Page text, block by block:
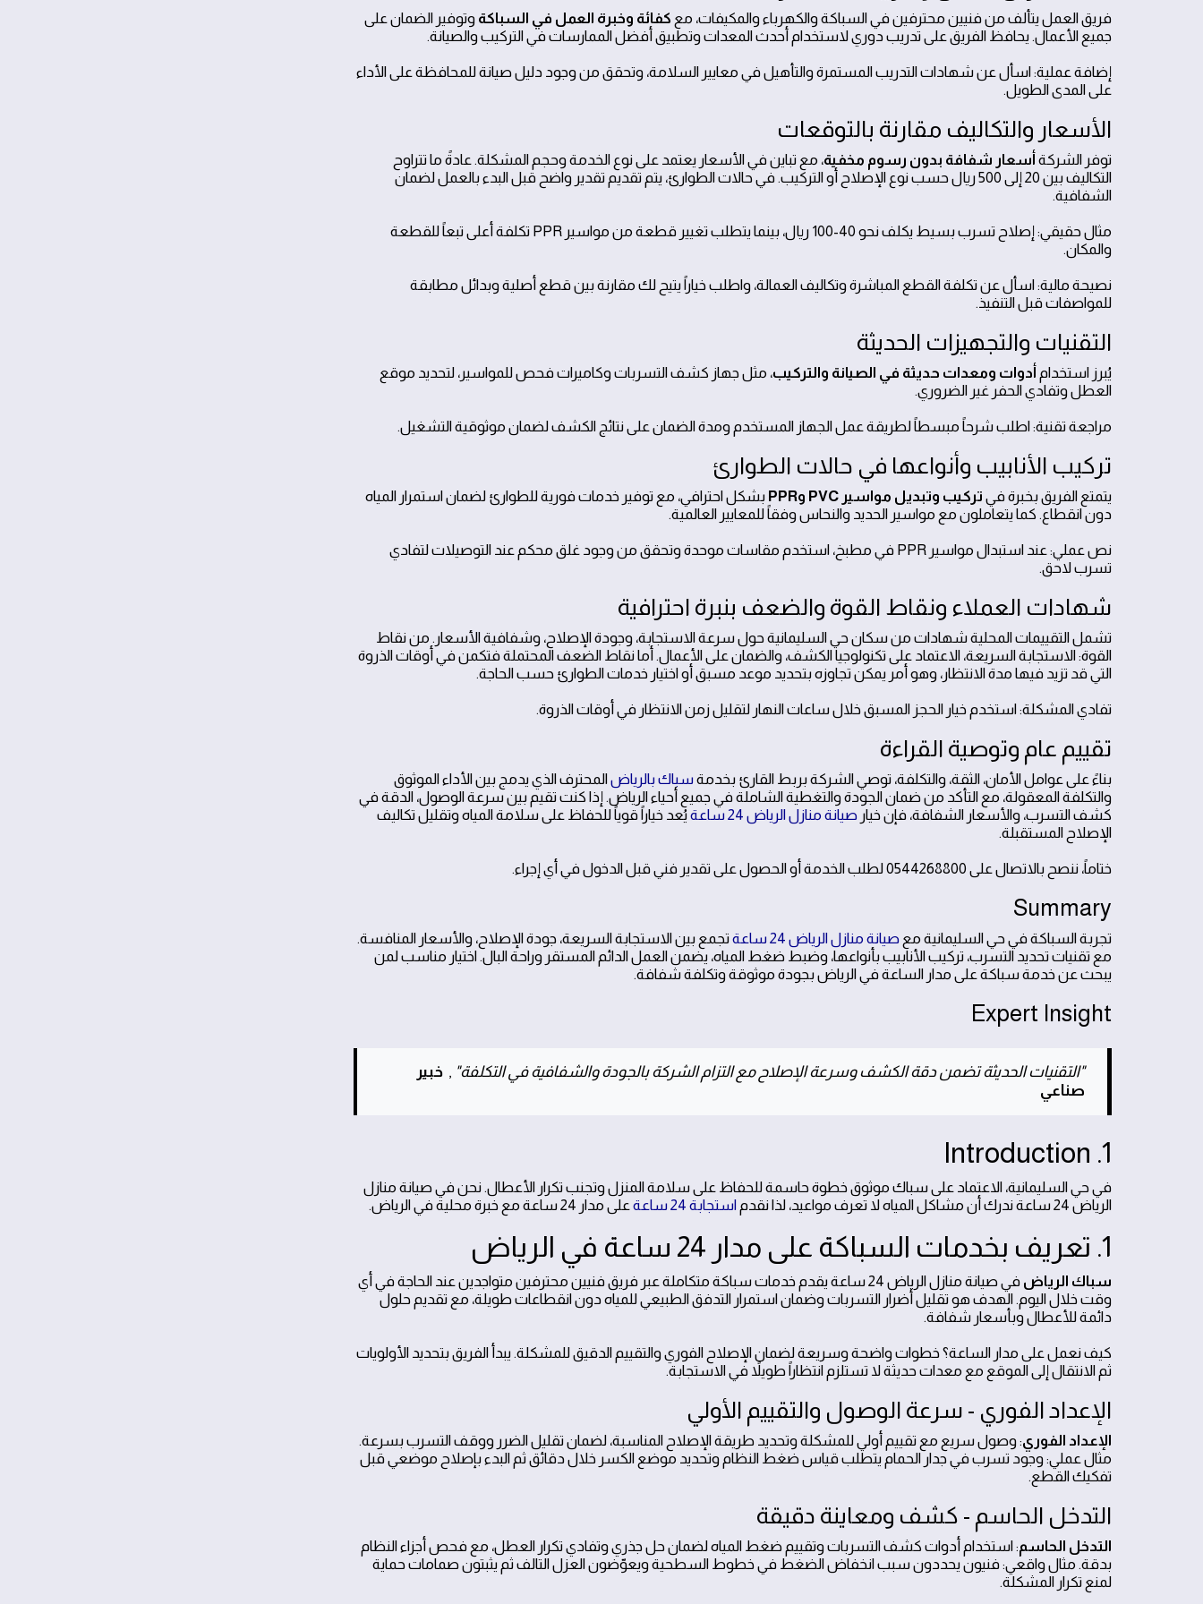
فريق العمل يتألف من فنيين محترفين في السباكة والكهرباء والمكيفات، مع كفائة وخبرة العمل في السباكة وتوفير الضمان على
جميع الأعمال. يحافظ الفريق على تدريب دوري لاستخدام أحدث المعدات وتطبيق أفضل الممارسات في التركيب والصيانة.
إضافة عملية: اسأل عن شهادات التدريب المستمرة والتأهيل في معايير السلامة، وتحقق من وجود دليل صيانة للمحافظة على الأداء
على المدى الطويل.
الأسعار والتكاليف مقارنة بالتوقعات
توفر الشركة أسعار شفافة بدون رسوم مخفية، مع تباين في الأسعار يعتمد على نوع الخدمة وحجم المشكلة. عادةً ما تتراوح
التكاليف بين 20 إلى 500 ريال حسب نوع الإصلاح أو التركيب. في حالات الطوارئ، يتم تقديم تقدير واضح قبل البدء بالعمل لضمان
الشفافية.
مثال حقيقي: إصلاح تسرب بسيط يكلف نحو 40-100 ريال، بينما يتطلب تغيير قطعة من مواسير PPR تكلفة أعلى تبعاً للقطعة
والمكان.
نصيحة مالية: اسأل عن تكلفة القطع المباشرة وتكاليف العمالة، واطلب خياراً يتيح لك مقارنة بين قطع أصلية وبدائل مطابقة
للمواصفات قبل التنفيذ.
التقنيات والتجهيزات الحديثة
يُبرز استخدام أدوات ومعدات حديثة في الصيانة والتركيب، مثل جهاز كشف التسربات وكاميرات فحص للمواسير، لتحديد موقع
العطل وتفادي الحفر غير الضروري.
مراجعة تقنية: اطلب شرحاً مبسطاً لطريقة عمل الجهاز المستخدم ومدة الضمان على نتائج الكشف لضمان موثوقية التشغيل.
تركيب الأنابيب وأنواعها في حالات الطوارئ
يتمتع الفريق بخبرة في تركيب وتبديل مواسير PVC وPPR
بشكل احترافي، مع توفير خدمات فورية للطوارئ لضمان استمرار المياه
دون انقطاع. كما يتعاملون مع مواسير الحديد والنحاس وفقاً للمعايير العالمية.
نص عملي: عند استبدال مواسير PPR في مطبخ، استخدم مقاسات موحدة وتحقق من وجود غلق محكم عند التوصيلات لتفادي
تسرب لاحق.
شهادات العملاء ونقاط القوة والضعف بنبرة احترافية
تشمل التقييمات المحلية شهادات من سكان حي السليمانية حول سرعة الاستجابة، وجودة الإصلاح، وشفافية الأسعار. من نقاط
القوة: الاستجابة السريعة، الاعتماد على تكنولوجيا الكشف، والضمان على الأعمال. أما نقاط الضعف المحتملة فتكمن في أوقات الذروة
التي قد تزيد فيها مدة الانتظار، وهو أمر يمكن تجاوزه بتحديد موعد مسبق أو اختيار خدمات الطوارئ حسب الحاجة.
تفادي المشكلة: استخدم خيار الحجز المسبق خلال ساعات النهار لتقليل زمن الانتظار في أوقات الذروة.
تقييم عام وتوصية القراءة
بناءً على عوامل الأمان، الثقة، والتكلفة، توصي الشركة بربط القارئ بخدمةسباك بالرياضالمحترف الذي يدمج بين الأداء الموثوق
والتكلفة المعقولة، مع التأكد من ضمان الجودة والتغطية الشاملة في جميع أحياء الرياض. إذا كنت تقيم بين سرعة الوصول، الدقة في
كشف التسرب، والأسعار الشفافة، فإن خيار صيانة منازل الرياض 24 ساعة
يُعد خياراً قوياً للحفاظ على سلامة المياه وتقليل تكاليف
الإصلاح المستقبلة.
ختاماً، ننصح بالاتصال على 0544268800 لطلب الخدمة أو الحصول على تقدير فني قبل الدخول في أي إجراء.
Summary
تجربة السباكة في حي السليمانية مع صيانة منازل الرياض 24 ساعة
تجمع بين الاستجابة السريعة، جودة الإصلاح، والأسعار المنافسة.
مع تقنيات تحديد التسرب، تركيب الأنابيب بأنواعها، وضبط ضغط المياه، يضمن العمل الدائم المستقر وراحة البال. اختيار مناسب لمن
يبحث عن خدمة سباكة على مدار الساعة في الرياض بجودة موثوقة وتكلفة شفافة.
Expert Insight
"التقنيات الحديثة تضمن دقة الكشف وسرعة الإصلاح مع التزام الشركة بالجودة والشفافية في التكلفة" , خبير
صناعي
1. Introduction
في حي السليمانية، الاعتماد على سباك موثوق خطوة حاسمة للحفاظ على سلامة المنزل وتجنب تكرار الأعطال. نحن في صيانة منازل
الرياض 24 ساعة ندرك أن مشاكل المياه لا تعرف مواعيد، لذا نقدم
استجابة 24 ساعة على مدار 24 ساعة مع خبرة محلية في الرياض.
1. تعريف بخدمات السباكة على مدار 24 ساعة في الرياض
سباك الرياض
في صيانة منازل الرياض 24 ساعة يقدم خدمات سباكة متكاملة عبر فريق فنيين محترفين متواجدين عند الحاجة في أي
وقت خلال اليوم. الهدف هو تقليل أضرار التسربات وضمان استمرار التدفق الطبيعي للمياه دون انقطاعات طويلة، مع تقديم حلول
دائمة للأعطال وبأسعار شفافة.
كيف نعمل على مدار الساعة؟ خطوات واضحة وسريعة لضمان الإصلاح الفوري والتقييم الدقيق للمشكلة. يبدأ الفريق بتحديد الأولويات
ثم الانتقال إلى الموقع مع معدات حديثة لا تستلزم انتظاراً طويلاً في الاستجابة.
الإعداد الفوري - سرعة الوصول والتقييم الأولي
الإعداد الفوري: وصول سريع مع تقييم أولي للمشكلة وتحديد طريقة الإصلاح المناسبة، لضمان تقليل الضرر ووقف التسرب بسرعة.
مثال عملي: وجود تسرب في جدار الحمام يتطلب قياس ضغط النظام وتحديد موضع الكسر خلال دقائق ثم البدء بإصلاح موضعي قبل
تفكيك القطع.
التدخل الحاسم - كشف ومعاينة دقيقة
التدخل الحاسم: استخدام أدوات كشف التسربات وتقييم ضغط المياه لضمان حل جذري وتفادي تكرار العطل، مع فحص أجزاء النظام
بدقة. مثال واقعي: فنيون يحددون سبب انخفاض الضغط في خطوط السطحية ويعوّضون العزل التالف ثم يثبتون صمامات حماية
لمنع تكرار المشكلة.